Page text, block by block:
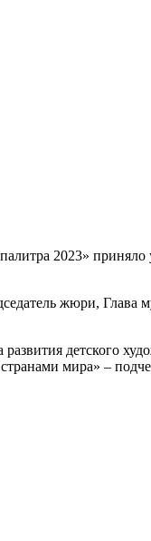
2023» приняло
жюри, Глава
детского
мира» –